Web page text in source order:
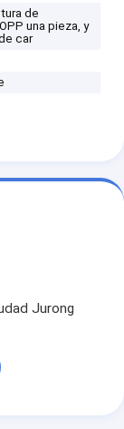
de
una pieza, y
car
Jurong